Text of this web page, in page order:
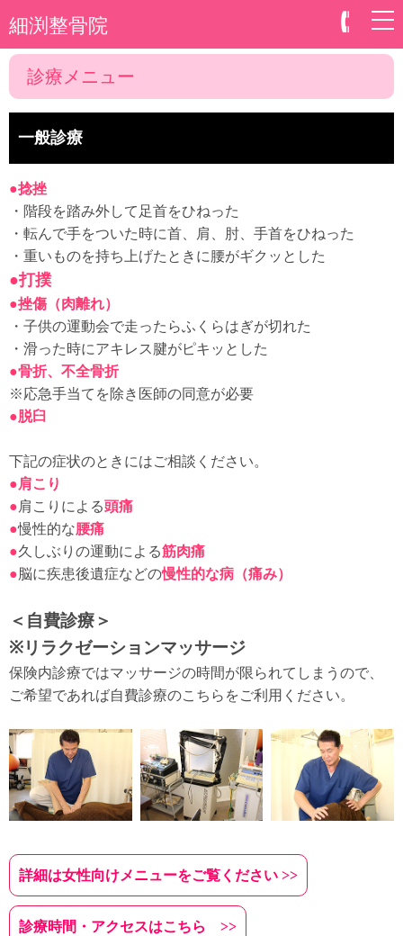
細渕整骨院
診療メニュー
一般診療
●捻挫
・階段を踏み外して足首をひねった
・転んで手をついた時に首、肩、肘、手首をひねった
・重いものを持ち上げたときに腰がギクッとした
●打撲
●挫傷（肉離れ）
・子供の運動会で走ったらふくらはぎが切れた
・滑った時にアキレス腱がピキッとした
●骨折、不全骨折
※応急手当てを除き医師の同意が必要
●脱臼
下記の症状のときにはご相談ください。
●肩こり
●肩こりによる頭痛
●慢性的な腰痛
●久しぶりの運動による筋肉痛
● 脳に疾患後遺症などの慢性的な病（痛み）
＜自費診療＞
※リラクゼーションマッサージ
保険内診療ではマッサージの時間が限られてしまうので、
ご希望であれば自費診療のこちらをご利用ください。
詳細は女性向けメニューをご覧ください >>
診療時間・アクセスはこちら >>